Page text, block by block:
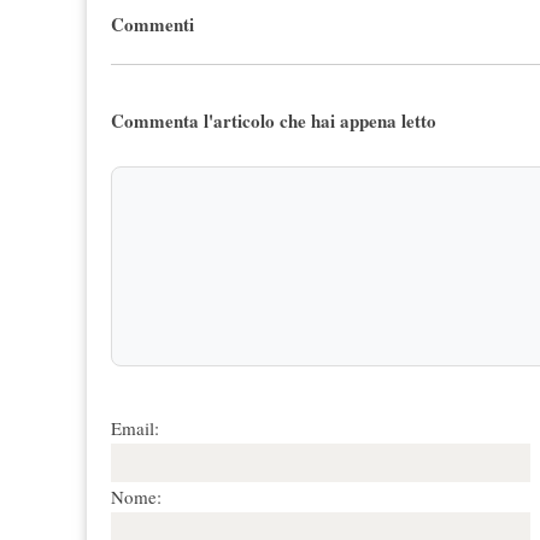
Commenti
Commenta l'articolo che hai appena letto
Email:
Nome: